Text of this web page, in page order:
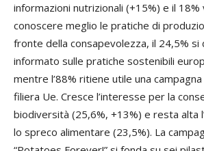
informazioni nutrizionali (+15%) e il
conoscere meglio le pratiche di
fronte della consapevolezza, il 24,5% si
informato sulle pratiche sostenibili
mentre l’88% ritiene utile una
filiera Ue. Cresce l’interesse per la
biodiversità (25,6%, +13%) e resta alta
lo spreco alimentare (23,5%). La